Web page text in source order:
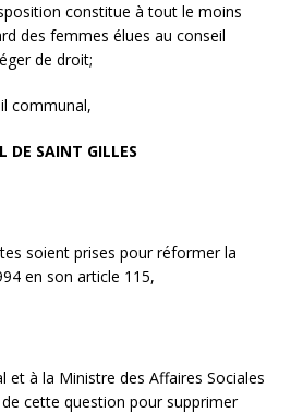
constitue à tout le moins
des femmes élues au conseil
de droit;
communal,
DE SAINT GILLES
soient prises pour réformer la
en son article 115,
et à la Ministre des Affaires Sociales
cette question pour supprimer